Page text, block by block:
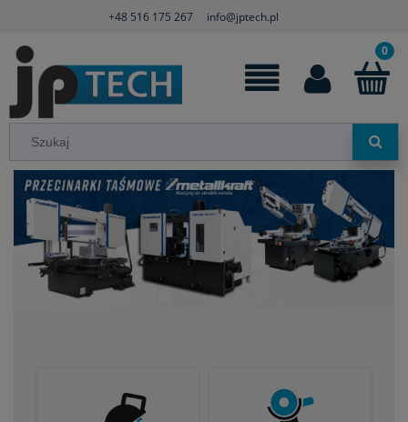
+48 516 175 267 info@jptech.pl